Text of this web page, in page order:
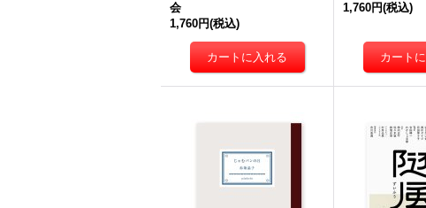
会
1,760円(税込)
1,760円(税込)